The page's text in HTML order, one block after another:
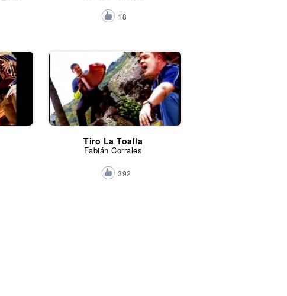
18
Tiro La Toalla
Fabián Corrales
392